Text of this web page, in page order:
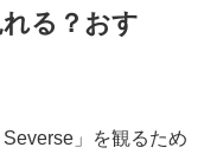
る？おす
」を観るため